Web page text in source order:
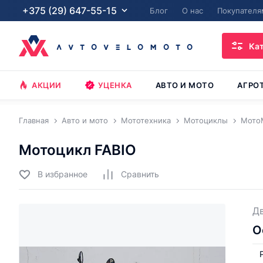
+375 (29) 647-55-15 Блог О нас
АКЦИИ УЦЕНКА АВТО И МОТО
Главная Авто и мото Мототехника Мотоциклы
Мотоцикл FABIO
В избранное Cравнить